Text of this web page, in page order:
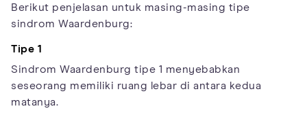
Berikut penjelasan untuk masing-masing tipe
sindrom Waardenburg:
Tipe 1
Sindrom Waardenburg tipe 1 menyebabkan
seseorang memiliki ruang lebar di antara kedua
matanya.